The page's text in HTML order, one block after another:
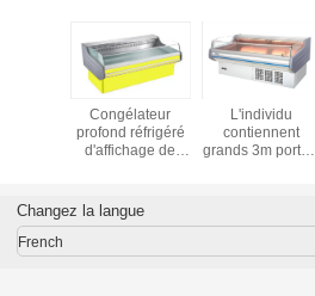
Congélateur
profond réfrigéré
d'affichage de
L'individu
contiennent
grands 3m portent
viande
Changez la langue
French